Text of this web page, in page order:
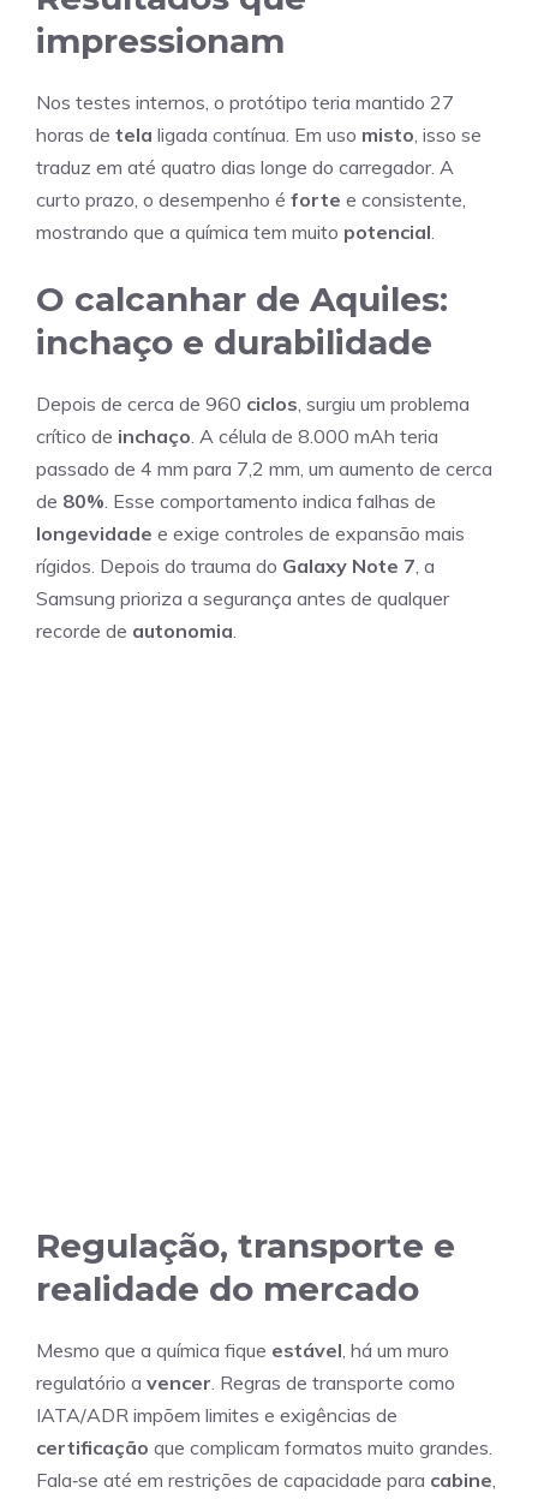
impressionam
Nos testes internos, o protótipo teria mantido 27
horas de tela ligada contínua. Em uso misto, isso se
traduz em até quatro dias longe do carregador. A
curto prazo, o desempenho é forte e consistente,
mostrando que a química tem muito potencial.
O calcanhar de Aquiles:
inchaço e durabilidade
Depois de cerca de 960 ciclos, surgiu um problema
crítico de inchaço. A célula de 8.000 mAh teria
passado de 4 mm para 7,2 mm, um aumento de cerca
de 80%. Esse comportamento indica falhas de
longevidade e exige controles de expansão mais
rígidos. Depois do trauma do Galaxy Note 7, a
Samsung prioriza a segurança antes de qualquer
recorde de autonomia.
Regulação, transporte e
realidade do mercado
Mesmo que a química fique estável, há um muro
regulatório a vencer. Regras de transporte como
IATA/ADR impõem limites e exigências de
certificação que complicam formatos muito grandes.
Fala‑se até em restrições de capacidade para cabine,